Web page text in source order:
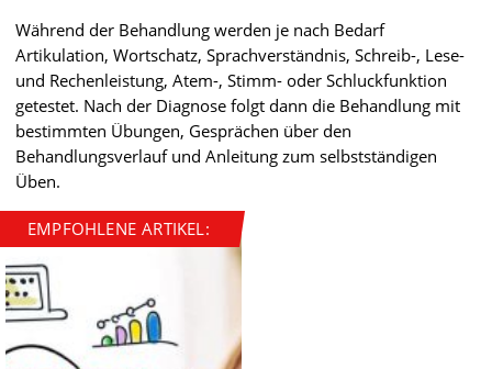
Während der Behandlung werden je nach Bedarf
Artikulation, Wortschatz, Sprachverständnis, Schreib-, Lese-
und Rechenleistung, Atem-, Stimm- oder Schluckfunktion
getestet. Nach der Diagnose folgt dann die Behandlung mit
bestimmten Übungen, Gesprächen über den
Behandlungsverlauf und Anleitung zum selbstständigen
Üben.
EMPFOHLENE ARTIKEL: